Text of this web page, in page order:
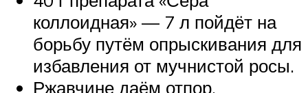
коллоидная» — 7 л пойдёт на
борьбу путём опрыскивания для
избавления от мучнистой росы.
Ржавчине даём отпор,